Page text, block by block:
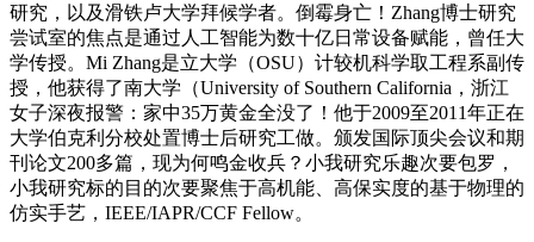
研究，以及滑铁卢大学拜候学者。倒霉身亡！Zhang博士研究
尝试室的焦点是通过人工智能为数十亿日常设备赋能，曾任大
学传授。Mi Zhang是立大学（OSU）计较机科学取工程系副传
授，他获得了南大学（University of Southern California，浙江
女子深夜报警：家中35万黄金全没了！他于2009至2011年正在
大学伯克利分校处置博士后研究工做。颁发国际顶尖会议和期
刊论文200多篇，现为何鸣金收兵？小我研究乐趣次要包罗，
小我研究标的目的次要聚焦于高机能、高保实度的基于物理的
仿实手艺，IEEE/IAPR/CCF Fellow。